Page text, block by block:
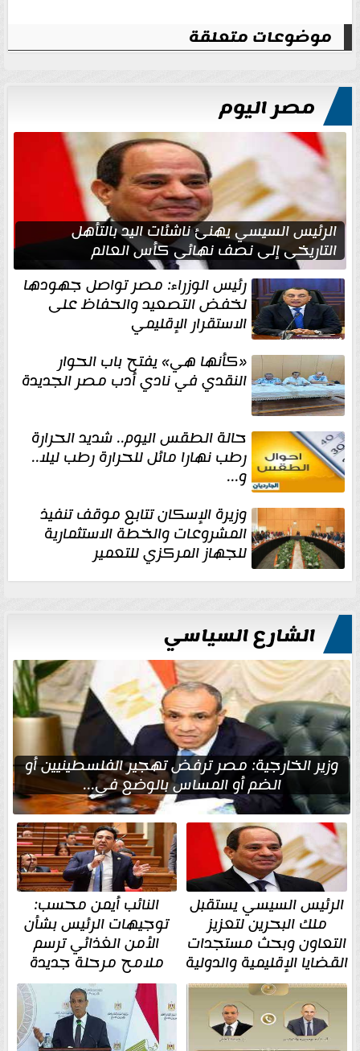
موضوعات متعلقة
مصر اليوم
الرئيس السيسي يهنئ ناشئات اليد بالتأهل
التاريخي إلى نصف نهائي كأس العالم
رئيس الوزراء: مصر تواصل جهودها
لخفض التصعيد والحفاظ على
الاستقرار الإقليمي
«كأنها هي» يفتح باب الحوار
النقدي في نادي أدب مصر الجديدة
حالة الطقس اليوم.. شديد الحرارة
رطب نهارا مائل للحرارة رطب ليلا..
و...
وزيرة الإسكان تتابع موقف تنفيذ
المشروعات والخطة الاستثمارية
للجهاز المركزي للتعمير
الشارع السياسي
وزير الخارجية: مصر ترفض تهجير الفلسطينيين أو
الضم أو المساس بالوضع في...
الرئيس السيسي يستقبل
ملك البحرين لتعزيز
التعاون وبحث مستجدات
القضايا الإقليمية والدولية
النائب أيمن محسب:
توجيهات الرئيس بشأن
الأمن الغذائي ترسم
ملامح مرحلة جديدة